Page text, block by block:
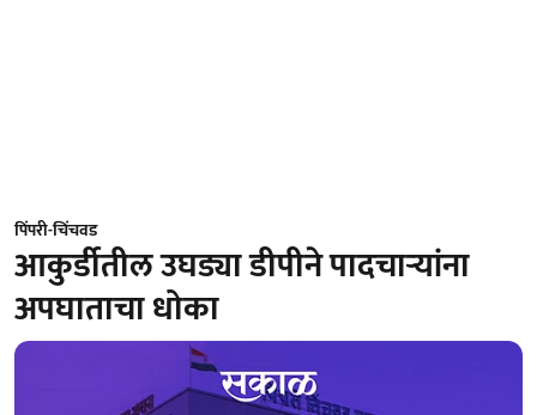
पिंपरी-चिंचवड
आकुर्डीतील उघड्या डीपीने पादचाऱ्यांना
अपघाताचा धोका